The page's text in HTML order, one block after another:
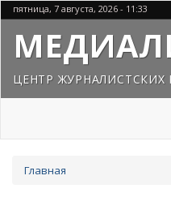
Перейти
к
основному
содержанию
пятница, 7 августа, 2026 - 11:33
ЦЕНТР ЖУРНАЛИСТСКИХ
здесь
Главная